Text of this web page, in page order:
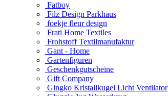
Fatboy
Filz Design Parkhaus
foekje fleur design
Frati Home Textiles
Frohstoff Textilmanufaktur
Gant - Home
Gartenfiguren
Geschenkgutscheine
Gift Company
Gingko Kristallkugel Licht Ventilator